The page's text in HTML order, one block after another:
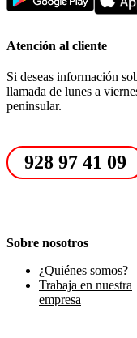
Atención al cliente
Si deseas información
llamada de lunes a
peninsular.
928 97 41 09
Sobre nosotros
¿Quiénes somos?
Trabaja en nuestra
empresa